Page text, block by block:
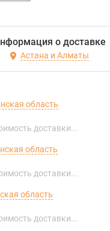
о доставке
Астана и Алматы
область
доставки...
область
доставки...
область
доставки...